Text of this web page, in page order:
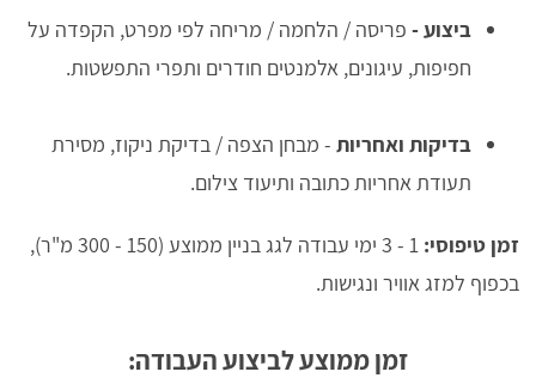
ביצוע - פריסה / הלחמה / מריחה לפי מפרט, הקפדה על
חפיפות, עיגונים, אלמנטים חודרים ותפרי התפשטות.
בדיקות ואחריות - מבחן הצפה / בדיקת ניקוז, מסירת
תעודת אחריות כתובה ותיעוד צילום.
זמן טיפוסי:
1 - 3 ימי עבודה לגג בניין ממוצע (150 - 300 מ"ר),
בכפוף למזג אוויר ונגישות.
זמן ממוצע לביצוע העבודה: